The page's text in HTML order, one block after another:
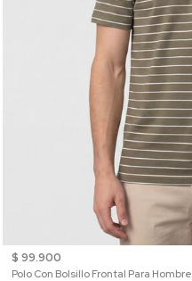
$ 99.900
Polo Con Bolsillo Frontal Para Hombre